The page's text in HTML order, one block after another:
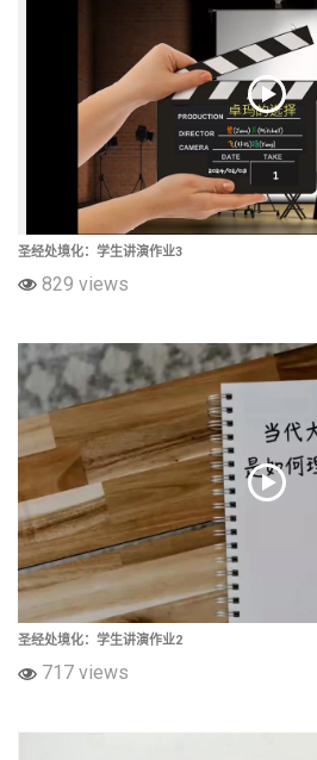
圣经处境化：学生讲演作业3
829 views
圣经处境化：学生讲演作业2
717 views